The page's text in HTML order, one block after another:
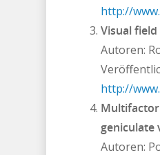
http://
Visual
Autoren:
http://
geniculate
Autoren: